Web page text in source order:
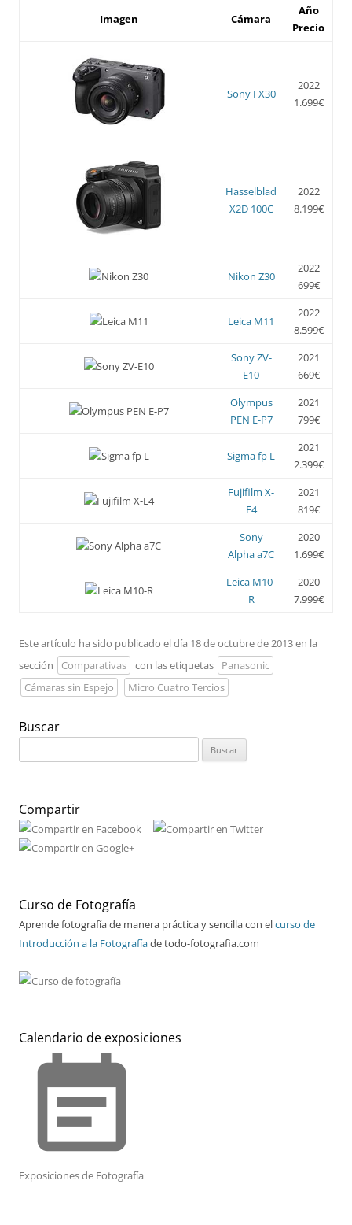
Imagen Cámara
Año
Precio
Sony FX30
2022
1.699€
Hasselblad
X2D 100C
2022
8.199€
Nikon Z30
2022
699€
Leica M11
2022
8.599€
Sony ZV-
E10
2021
669€
Olympus
PEN E-P7
2021
799€
Sigma fp L
2021
2.399€
Fujifilm X-
E4
2021
819€
Sony
Alpha a7C
2020
1.699€
Leica M10-
R
2020
7.999€
Este artículo ha sido publicado el día 18 de octubre de 2013 en la
sección
Comparativas con las etiquetas
Panasonic
Cámaras sin Espejo
Micro Cuatro Tercios
Buscar
Compartir
Curso de Fotografía
Aprende fotografía de manera práctica y sencilla con elcurso de
Introducción a la Fotografíade todo-fotografia.com
Calendario de exposiciones
event_note
Exposiciones de Fotografía